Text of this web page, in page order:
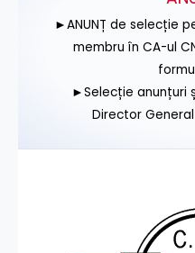
►ANUNȚ de selecție
membru în CA-ul
►Selecție anunțuri
Director